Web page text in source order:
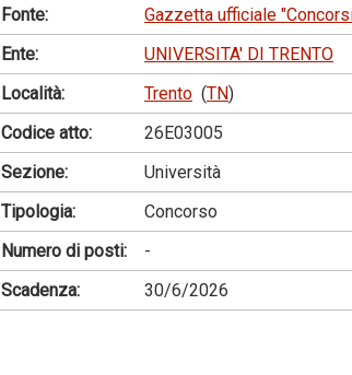
Fonte:
Gazzetta ufficiale
Ente:
UNIVERSITA' DI TRENTO
Località:
Trento (TN)
Codice atto:
26E03005
Sezione:
Università
Tipologia:
Concorso
Numero di posti:
-
Scadenza:
30/6/2026